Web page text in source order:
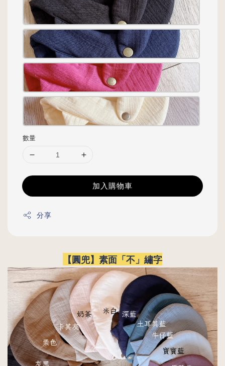
數量
加入購物車
分享
【圓兜】素面「不」繡字